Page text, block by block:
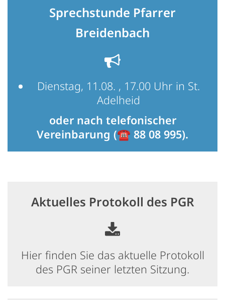
Sprechstunde Pfarrer
Breidenbach
Dienstag, 11.08. , 17.00 Uhr in St.
Adelheid
oder nach telefonischer
Vereinbarung (☎️ 88 08 995).
Aktuelles Protokoll des PGR
Hier finden Sie das aktuelle Protokoll
des PGR seiner letzten Sitzung.